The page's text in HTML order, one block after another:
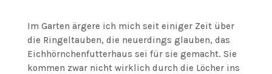
Im Garten ärgere ich mich seit einiger Zeit über
die Ringeltauben, die neuerdings glauben, das
Eichhörnchenfutterhaus sei für sie gemacht. Sie
kommen zwar nicht wirklich durch die Löcher ins